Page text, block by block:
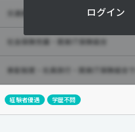
ログイン
経験者優遇 学歴不問